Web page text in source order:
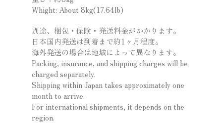
Whight: About 8kg(17.64lb)
別途、梱包・保険・発送料金がかかります。
日本国内発送は到着まで約1ヶ月程度。
海外発送の場合は地域によって異なります。
Packing, insurance, and shipping charges will be
charged separately.
Shipping within Japan takes approximately one
month to arrive.
For international shipments, it depends on the
region.